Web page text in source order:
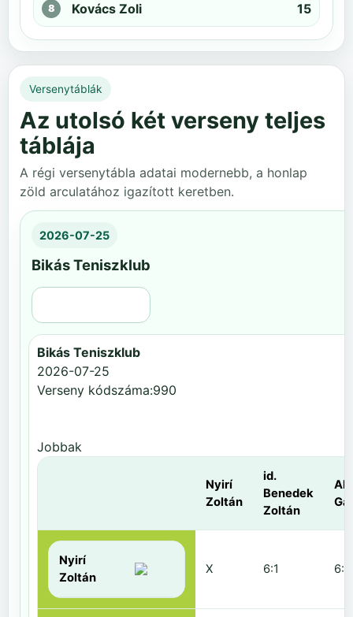
Kovács Zoli 15
Versenytáblák
Az utolsó két verseny teljes
táblája
A régi versenytábla adatai modernebb, a honlap
zöld arculatához igazított keretben.
2026-07-25
Bikás Teniszklub
Bikás Teniszklub
2026-07-25
Verseny kódszáma:990
Jobbak
Nyirí
Zoltán
id.
Benedek
Zoltán
Nyirí
Zoltán
X 6:1 6:2